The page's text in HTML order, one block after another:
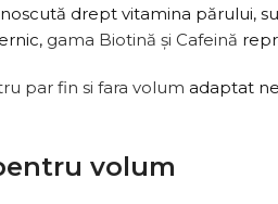
drept vitamina părului,
gama Biotină și Cafeină
par fin si fara volum adaptat
volum